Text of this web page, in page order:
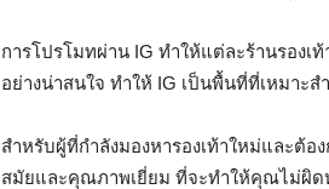
การโปรโมทผ่าน IG ทำให้แต่ละร้านรองเ
อย่างน่าสนใจ ทำให้ IG เป็นพื้นที่ที่เหมาะ
สำหรับผู้ที่กำลังมองหารองเท้าใหม่และต้อ
สมัยและคุณภาพเยี่ยม ที่จะทำให้คุณไม่ผิด